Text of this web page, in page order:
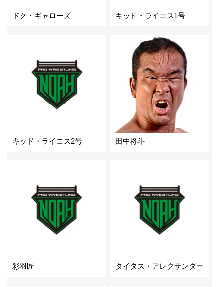
ドク・ギャローズ キッド・ライコス1号
キッド・ライコス2号 田中将斗
彩羽匠 タイタス・アレクサンダー